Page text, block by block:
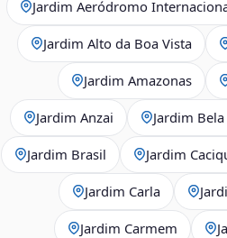
Jardim Aeródromo
Jardim Alto da Boa Vista
Jardim Amazonas
Jardim Anzai Jardim
Jardim Brasil Jardim
Jardim Carla
Jardim Carmem